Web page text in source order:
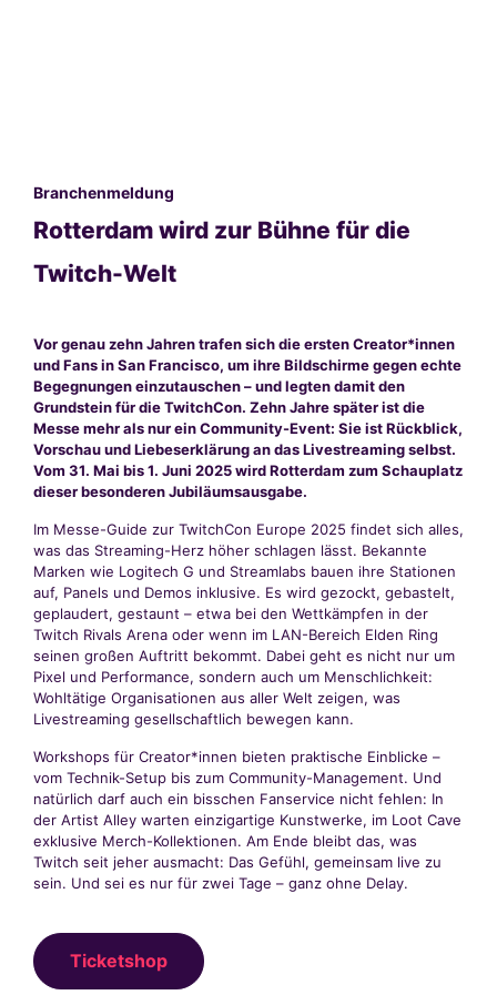
Branchenmeldung
Rotterdam wird zur Bühne für die
Twitch-Welt
Vor genau zehn Jahren trafen sich die ersten Creator*innen
und Fans in San Francisco, um ihre Bildschirme gegen echte
Begegnungen einzutauschen – und legten damit den
Grundstein für die TwitchCon. Zehn Jahre später ist die
Messe mehr als nur ein Community-Event: Sie ist Rückblick,
Vorschau und Liebeserklärung an das Livestreaming selbst.
Vom 31. Mai bis 1. Juni 2025 wird Rotterdam zum Schauplatz
dieser besonderen Jubiläumsausgabe.
Im Messe-Guide zur TwitchCon Europe 2025 findet sich alles,
was das Streaming-Herz höher schlagen lässt. Bekannte
Marken wie Logitech G und Streamlabs bauen ihre Stationen
auf, Panels und Demos inklusive. Es wird gezockt, gebastelt,
geplaudert, gestaunt – etwa bei den Wettkämpfen in der
Twitch Rivals Arena oder wenn im LAN-Bereich Elden Ring
seinen großen Auftritt bekommt. Dabei geht es nicht nur um
Pixel und Performance, sondern auch um Menschlichkeit:
Wohltätige Organisationen aus aller Welt zeigen, was
Livestreaming gesellschaftlich bewegen kann.
Workshops für Creator*innen bieten praktische Einblicke –
vom Technik-Setup bis zum Community-Management. Und
natürlich darf auch ein bisschen Fanservice nicht fehlen: In
der Artist Alley warten einzigartige Kunstwerke, im Loot Cave
exklusive Merch-Kollektionen. Am Ende bleibt das, was
Twitch seit jeher ausmacht: Das Gefühl, gemeinsam live zu
sein. Und sei es nur für zwei Tage – ganz ohne Delay.
Ticketshop